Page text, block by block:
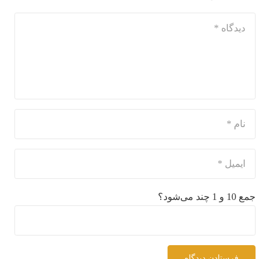
جمع 10 و 1 چند می‌شود؟